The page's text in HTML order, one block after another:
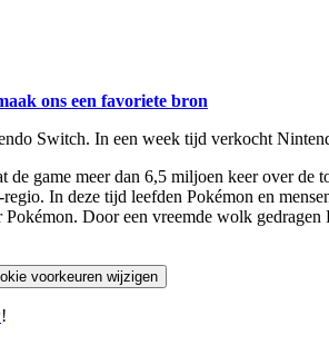
ons een favoriete bron
Switch. In een week tijd verkocht
game meer dan 6,5 miljoen keer over
In deze tijd leefden Pokémon en
Door een vreemde wolk
voorkeuren wijzigen
!